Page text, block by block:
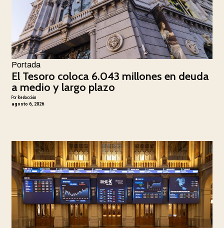
Portada
El Tesoro coloca 6.043 millones en deuda
a medio y largo plazo
PorRedacción
agosto 6, 2026